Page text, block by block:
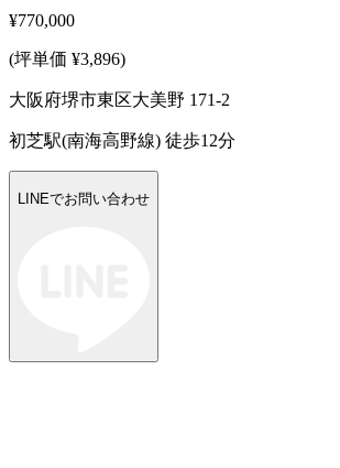
¥770,000
(坪単価 ¥3,896)
大阪府堺市東区大美野 171-2
初芝駅(南海高野線) 徒歩12分
LINEでお問い合わせ